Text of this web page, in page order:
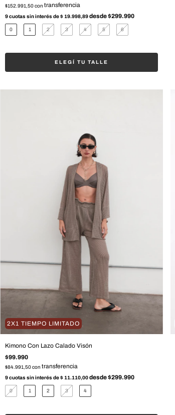
$152.991,50con
9cuotas sin interés de$ 19.998,89
0 1 2 3 4 5 6
ELEGÍ TU TALLE
2X1 TIEMPO LIMITADO
Kimono Con Lazo Calado Visón
$99.990
$84.991,50con
9cuotas sin interés de$ 11.110,00
0 1 2 3 4